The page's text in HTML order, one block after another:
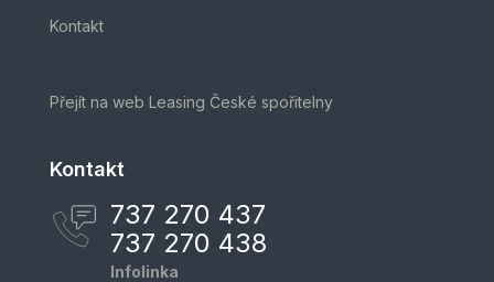
Kontakt
Přejít na web Leasing České spořitelny
Kontakt
737 270 437
737 270 438
Infolinka